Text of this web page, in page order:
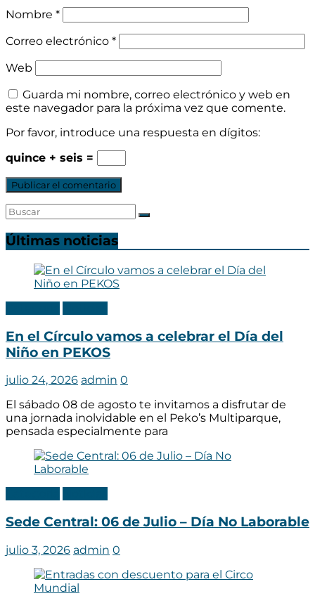
Nombre *
Correo electrónico *
Web
Guarda mi nombre, correo electrónico y web en
este navegador para la próxima vez que comente.
Por favor, introduce una respuesta en dígitos:
quince + seis =
Últimas noticias
En el Círculo vamos a celebrar el Día del
Niño en PEKOS
julio 24, 2026 admin 0
El sábado 08 de agosto te invitamos a disfrutar de
una jornada inolvidable en el Peko’s Multiparque,
pensada especialmente para
Sede Central: 06 de Julio – Día No Laborable
julio 3, 2026 admin 0